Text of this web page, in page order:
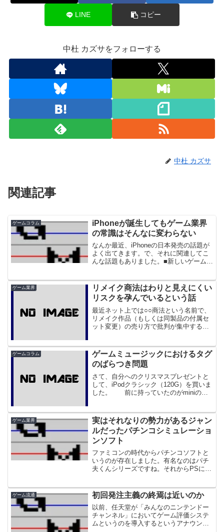
LINE コピー
中杜 カズサをフォローする
中杜 カズサ
関連記事
ゲームコラム
iPhoneが誕生してもゲーム業界
の常識はそんなに変わらない
なんか最近、iPhoneの日本発売の話題が
よく出てきます。で、それに関連してこ
んな話題もありました。■新しいゲーム機
iPhoneはゲームの配信も始めるようで、
それに...
ゲーム業界
リメイク商法はわりと見えにくい
リスクを孕んでいるという話
最近ネット上では○○商法という名前で、
リメイク作品（もしくは同製品の付属セ
ット変更）の売り方で批判が集中するこ
だしこれ、全面的にはそういう売り方を
するメーカーを否定でき...
ゲームコラム
ゲームミュージックにおけるタグ
のばらつき問題
さて、自分へのクリスマスプレゼントと
して、iPodクラシック（120G）を買いま
した。 前に持っていたのがminiの
その進化に驚きました。何せ自分が音声
ファイルと...
ゲーム業界
実はそれなりの勢力があるジャン
ルだったパチンコシミュレーショ
ンソフト
ファミコンの時代からパチンコソフトと
いうのが存在しました。有名なのはパチ
夫くんシリーズですね。それからPSにハ
えば『フィーバー3 SANKYO公式パチン
コシミュレーショ...
ゲーム流通 初回発注主義の終焉は近いのか
以前、任天堂が「みんなのニンテンドー
チャンネル」においてゲーム評価システ
ムというのを導入するというアナウンス